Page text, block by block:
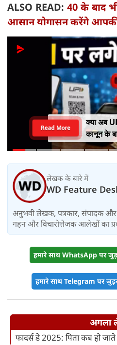
ALSO READ: 40 के बाद
आसान योगासन करेंगे
क्या अब
कानून के
किसे नहीं
Read More
लेखक के बारे में
WD Feature
अनुभवी लेखक, पत्रकार, संपादक और
गहन और विचारोत्तेजक आलेखों का
हमारे साथ WhatsApp पर
हमारे साथ Telegram पर
अगला
फादर्स डे 2025: पिता कब हो